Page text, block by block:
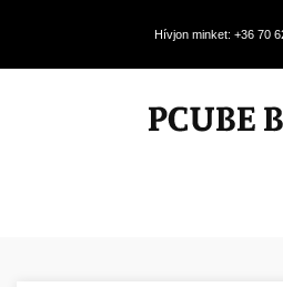
Hívjon minket: +36 70